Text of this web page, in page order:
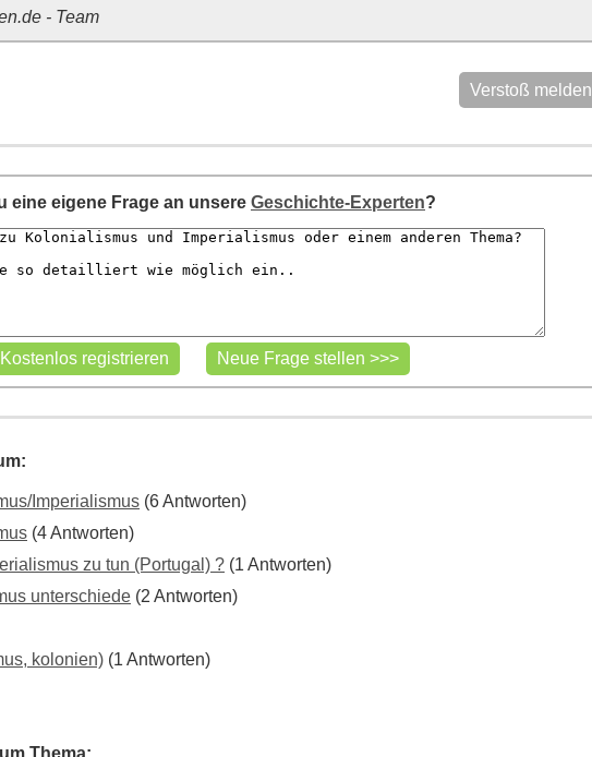
- Team
Verstoß melden
eine eigene Frage an unsere Geschichte-Experten?
Imperialismus (6 Antworten)
(4 Antworten)
zu tun (Portugal) ? (1 Antworten)
unterschiede (2 Antworten)
kolonien) (1 Antworten)
Thema: